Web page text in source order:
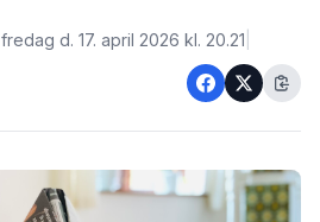
fredag d. 17. april 2026 kl. 20.21